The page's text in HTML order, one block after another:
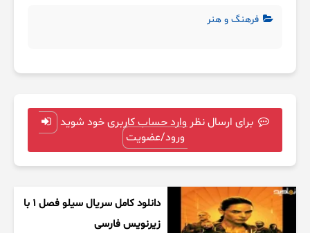
فرهنگ و هنر
برای ارسال نظر وارد حساب کاربری خود شوید
ورود/عضویت
دانلود کامل سریال سیلو فصل ۱ با
زیرنویس فارسی